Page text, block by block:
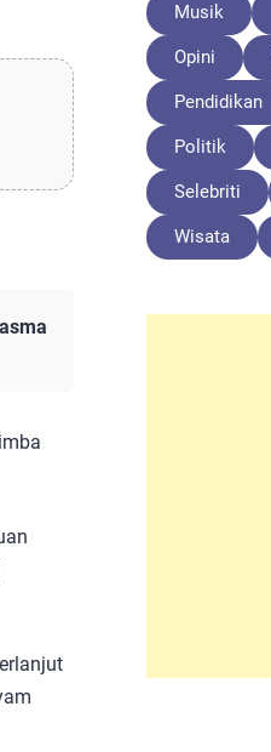
Musik
Opini
Pendidikan
Politik
Selebriti
Wisata